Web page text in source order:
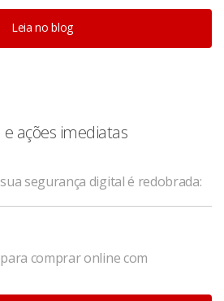
Leia no blog
ações imediatas
segurança digital é redobrada:
comprar online com